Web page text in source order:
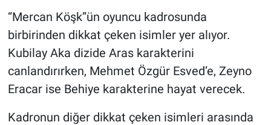
“Mercan Köşk”ün oyuncu kadrosunda
birbirinden dikkat çeken isimler yer alıyor.
Kubilay Aka dizide Aras karakterini
canlandırırken, Mehmet Özgür Esved’e, Zeyno
Eracar ise Behiye karakterine hayat verecek.
Kadronun diğer dikkat çeken isimleri arasında